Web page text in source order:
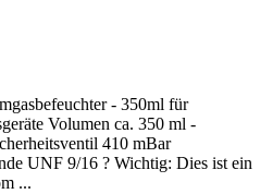
- 350ml für
Volumen ca. 350 ml -
410 mBar
UNF 9/16 ? Wichtig: Dies ist ein
...